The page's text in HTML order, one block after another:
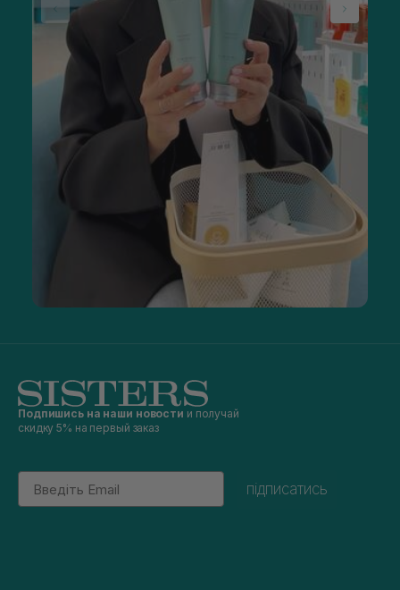
Подпишись на наши новости и получай
скидку 5% на первый заказ
Email
підписатись